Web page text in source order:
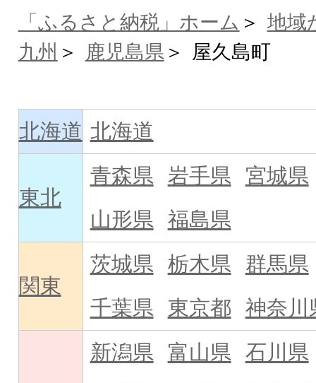
「ふるさと納税」ホーム
地域
九州
鹿児島県 屋久島町
北海道 北海道
東北
青森県 岩手県
宮城県
山形県 福島県
関東
茨城県 栃木県
群馬県
千葉県
東京都 神奈川
新潟県 富山県 石川県